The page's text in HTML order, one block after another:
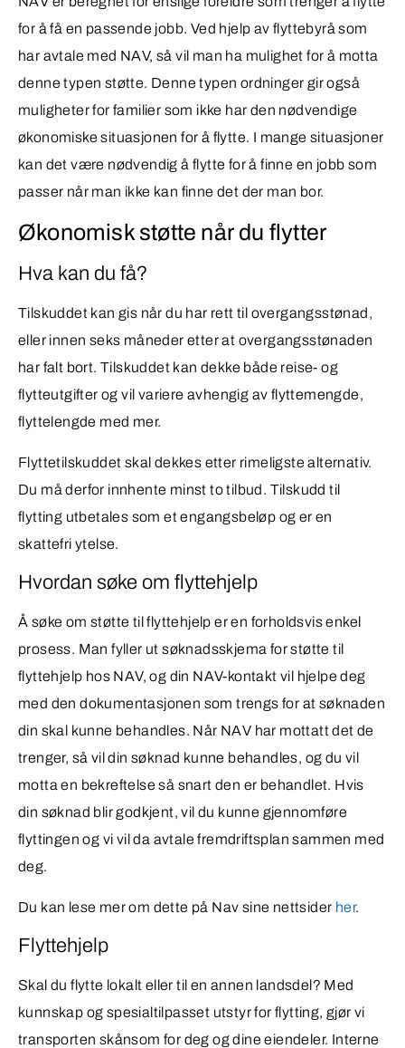
for å få en passende jobb. Ved hjelp av flyttebyrå som
har avtale med NAV, så vil man ha mulighet for å motta
denne typen støtte. Denne typen ordninger gir også
muligheter for familier som ikke har den nødvendige
økonomiske situasjonen for å flytte. I mange situasjoner
kan det være nødvendig å flytte for å finne en jobb som
passer når man ikke kan finne det der man bor.
Økonomisk støtte når du flytter
Hva kan du få?
Tilskuddet kan gis når du har rett til overgangsstønad,
eller innen seks måneder etter at overgangsstønaden
har falt bort. Tilskuddet kan dekke både reise- og
flytteutgifter og vil variere avhengig av flyttemengde,
flyttelengde med mer.
Flyttetilskuddet skal dekkes etter rimeligste alternativ.
Du må derfor innhente minst to tilbud. Tilskudd til
flytting utbetales som et engangsbeløp og er en
skattefri ytelse.
Hvordan søke om flyttehjelp
Å søke om støtte til flyttehjelp er en forholdsvis enkel
prosess. Man fyller ut søknadsskjema for støtte til
flyttehjelp hos NAV, og din NAV-kontakt vil hjelpe deg
med den dokumentasjonen som trengs for at søknaden
din skal kunne behandles. Når NAV har mottatt det de
trenger, så vil din søknad kunne behandles, og du vil
motta en bekreftelse så snart den er behandlet. Hvis
din søknad blir godkjent, vil du kunne gjennomføre
flyttingen og vi vil da avtale fremdriftsplan sammen med
deg.
Du kan lese mer om dette på Nav sine nettsider her.
Flyttehjelp
Skal du flytte lokalt eller til en annen landsdel? Med
kunnskap og spesialtilpasset utstyr for flytting, gjør vi
transporten skånsom for deg og dine eiendeler. Interne